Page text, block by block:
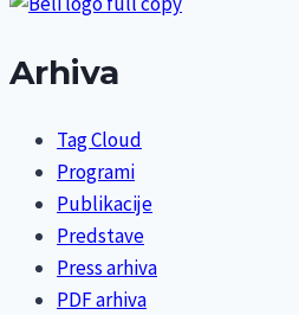
Arhiva
Tag Cloud
Programi
Publikacije
Predstave
Press arhiva
PDF arhiva